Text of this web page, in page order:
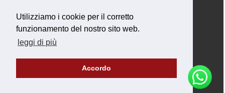
Utilizziamo i cookie per il corretto
funzionamento del nostro sito web.
leggi di più
Accordo
Tel: + 43 660 2590555
Team Condizioni Generali